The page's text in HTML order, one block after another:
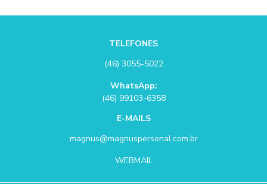
TELEFONES
(46) 3055-5022
WhatsApp:
(46) 99103-6358
E-MAILS
magnus@magnuspersonal.com.br
WEBMAIL